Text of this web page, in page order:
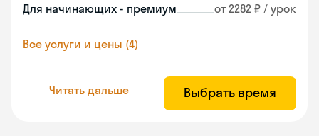
Для начинающих - премиум от 2282 ₽ / урок
Все услуги и цены (4)
Читать дальше Выбрать время